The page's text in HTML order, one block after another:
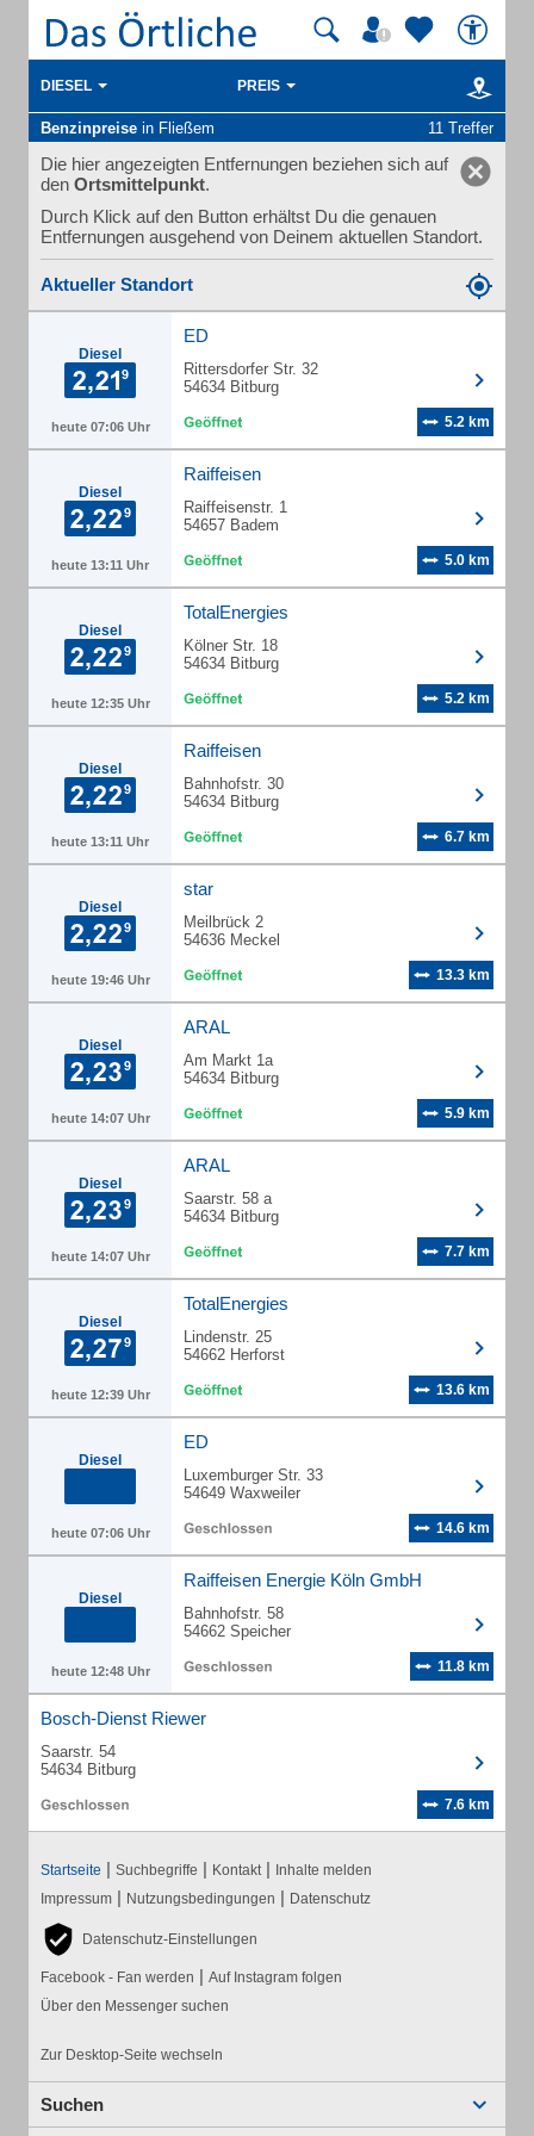
DIESEL PREIS
Benzinpreise in Fließem 11 Treffer
Die hier angezeigten Entfernungen beziehen sich auf
den Ortsmittelpunkt.
Durch Klick auf den Button erhältst Du die genauen
Entfernungen ausgehend von Deinem aktuellen Standort.
Aktueller Standort
Diesel
heute 07:06 Uhr
ED
Rittersdorfer Str. 32
54634 Bitburg
5.2 km
Diesel
heute 13:11 Uhr
Raiffeisen
Raiffeisenstr. 1
54657 Badem
5.0 km
Diesel
heute 12:35 Uhr
TotalEnergies
Kölner Str. 18
54634 Bitburg
5.2 km
Diesel
heute 13:11 Uhr
Raiffeisen
Bahnhofstr. 30
54634 Bitburg
6.7 km
Diesel
heute 19:46 Uhr
star
Meilbrück 2
54636 Meckel
13.3 km
Diesel
heute 14:07 Uhr
ARAL
Am Markt 1a
54634 Bitburg
5.9 km
Diesel
heute 14:07 Uhr
ARAL
Saarstr. 58 a
54634 Bitburg
7.7 km
Diesel
heute 12:39 Uhr
TotalEnergies
Lindenstr. 25
54662 Herforst
13.6 km
Diesel
heute 07:06 Uhr
ED
Luxemburger Str. 33
54649 Waxweiler
14.6 km
Diesel
heute 12:48 Uhr
Raiffeisen Energie Köln GmbH
Bahnhofstr. 58
54662 Speicher
11.8 km
Bosch-Dienst Riewer
Saarstr. 54
54634 Bitburg
7.6 km
Startseite | Suchbegriffe | Kontakt | Inhalte melden
Impressum | Nutzungsbedingungen | Datenschutz
Datenschutz-Einstellungen
Facebook - Fan werden | Auf Instagram folgen
Über den Messenger suchen
Zur Desktop-Seite wechseln
Suchen